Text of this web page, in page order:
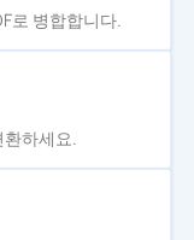
로 병합합니다.
환하세요.